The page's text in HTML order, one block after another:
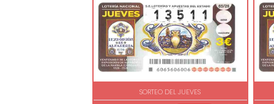
SORTEO DEL JUEVES